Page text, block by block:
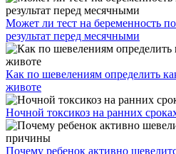
Может ли тест на беременность
результат перед месячными
Как по шевелениям определить
животе
Ночной токсикоз на ранних
Почему ребенок активно